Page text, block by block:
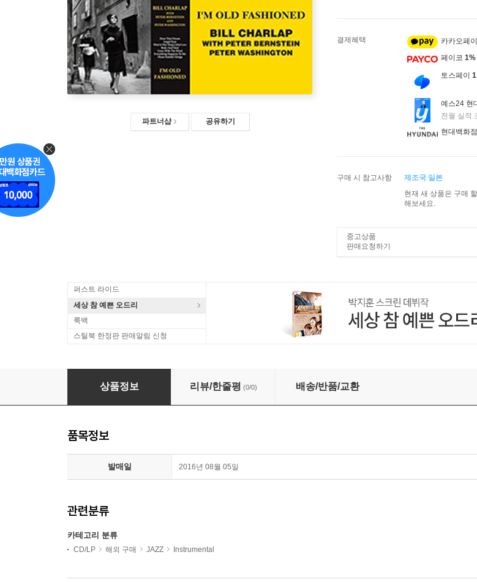
파트너샵 공유하기
결제혜택 카카오페이
페이코 1%
토스페이
예스24 현
전월 실적
현대백화
구매 시 참고사항
제조국 일본
현재 새 상품은 구매
해보세요.
중고상품
판매요청하기
퍼스트 라이드
세상 참 예쁜 오드리
룩백
스틸북 한정판 판매알림 신청
Bill Charlap Trio - New York Romance + Passione (2CD)
상품정보 리뷰/한줄평 (0/0) 배송/반품/교환
품목정보
발매일 2016년 08월 05일
관련분류
카테고리 분류
CD/LP 해외 구매 JAZZ Instrumental